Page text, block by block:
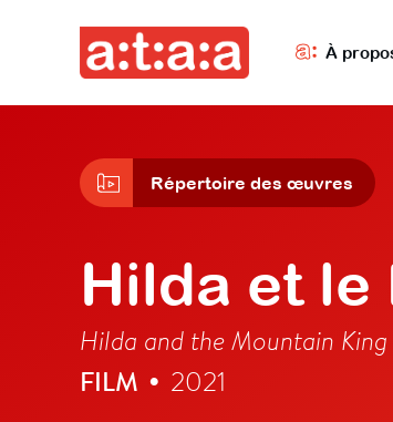
À
Répertoire des œuvres
Hilda et le
Hilda and the Mountain King
FILM • 2021